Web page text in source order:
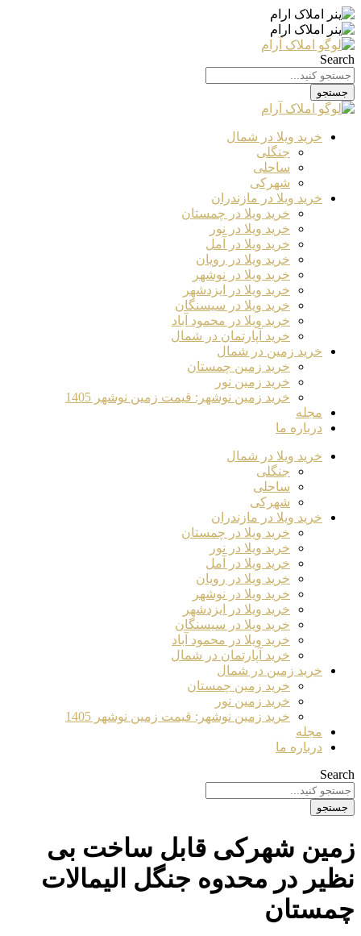
Search
جستجو
خرید ویلا در شمال
جنگلی
ساحلی
شهرکی
خرید ویلا در مازندران
خرید ویلا در چمستان
خرید ویلا در نور
خرید ویلا در آمل
خرید ویلا در رویان
خرید ویلا در نوشهر
خرید ویلا در ایزدشهر
خرید ویلا در سیسنگان
خرید ویلا در محمود آباد
خرید آپارتمان در شمال
خرید زمین در شمال
خرید زمین چمستان
خرید زمین نور
خرید زمین نوشهر: قیمت زمین نوشهر 1405
مجله
درباره ما
خرید ویلا در شمال
جنگلی
ساحلی
شهرکی
خرید ویلا در مازندران
خرید ویلا در چمستان
خرید ویلا در نور
خرید ویلا در آمل
خرید ویلا در رویان
خرید ویلا در نوشهر
خرید ویلا در ایزدشهر
خرید ویلا در سیسنگان
خرید ویلا در محمود آباد
خرید آپارتمان در شمال
خرید زمین در شمال
خرید زمین چمستان
خرید زمین نور
خرید زمین نوشهر: قیمت زمین نوشهر 1405
مجله
درباره ما
Search
جستجو
زمین شهرکی قابل ساخت بی
نظیر در محدوه جنگل الیمالات
چمستان